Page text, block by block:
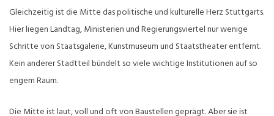
Gleichzeitig ist die Mitte das politische und kulturelle Herz Stuttgarts.
Hier liegen Landtag, Ministerien und Regierungsviertel nur wenige
Schritte von Staatsgalerie, Kunstmuseum und Staatstheater entfernt.
Kein anderer Stadtteil bündelt so viele wichtige Institutionen auf so
engem Raum.
Die Mitte ist laut, voll und oft von Baustellen geprägt. Aber sie ist